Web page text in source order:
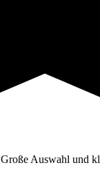
Große Auswahl und